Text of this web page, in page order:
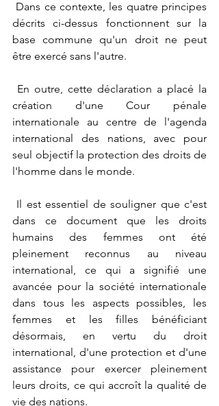
décrits ci-dessus fonctionnent sur la
base commune qu'un droit ne peut
être exercé sans l'autre.
création d'une Cour pénale
internationale au centre de l'agenda
international des nations, avec pour
seul objectif la protection des droits de
l'homme dans le monde.
dans ce document que les droits
humains des femmes ont été
pleinement reconnus au niveau
international, ce qui a signifié une
avancée pour la société internationale
dans tous les aspects possibles, les
femmes et les filles bénéficiant
désormais, en vertu du droit
international, d'une protection et d'une
assistance pour exercer pleinement
leurs droits, ce qui accroît la qualité de
vie des nations.